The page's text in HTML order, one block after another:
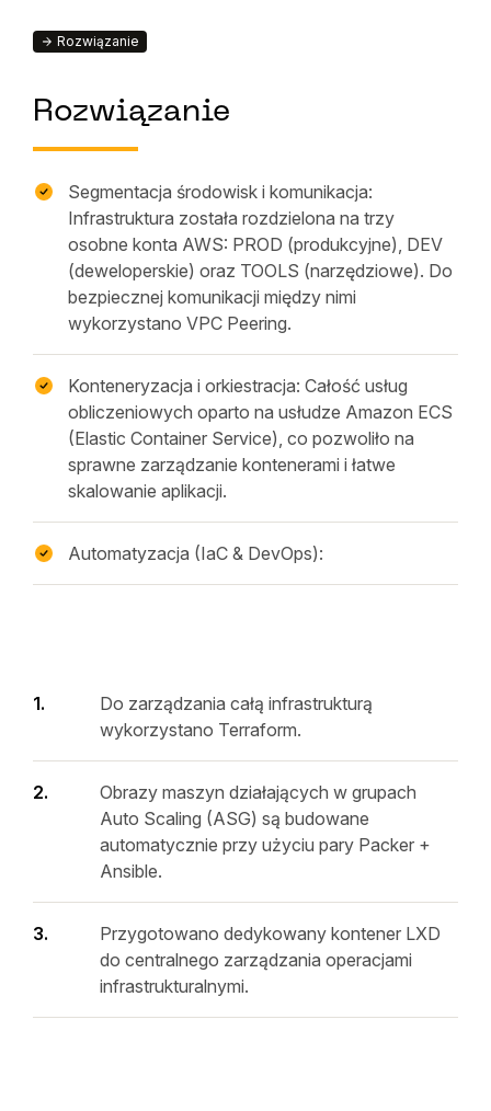
Rozwiązanie
Rozwiązanie
Segmentacja środowisk i komunikacja:
Infrastruktura została rozdzielona na trzy
osobne konta AWS: PROD (produkcyjne), DEV
(deweloperskie) oraz TOOLS (narzędziowe). Do
bezpiecznej komunikacji między nimi
wykorzystano VPC Peering.
Konteneryzacja i orkiestracja: Całość usług
obliczeniowych oparto na usłudze Amazon ECS
(Elastic Container Service), co pozwoliło na
sprawne zarządzanie kontenerami i łatwe
skalowanie aplikacji.
Automatyzacja (IaC & DevOps):
Do zarządzania całą infrastrukturą
wykorzystano Terraform.
Obrazy maszyn działających w grupach
Auto Scaling (ASG) są budowane
automatycznie przy użyciu pary Packer +
Ansible.
Przygotowano dedykowany kontener LXD
do centralnego zarządzania operacjami
infrastrukturalnymi.